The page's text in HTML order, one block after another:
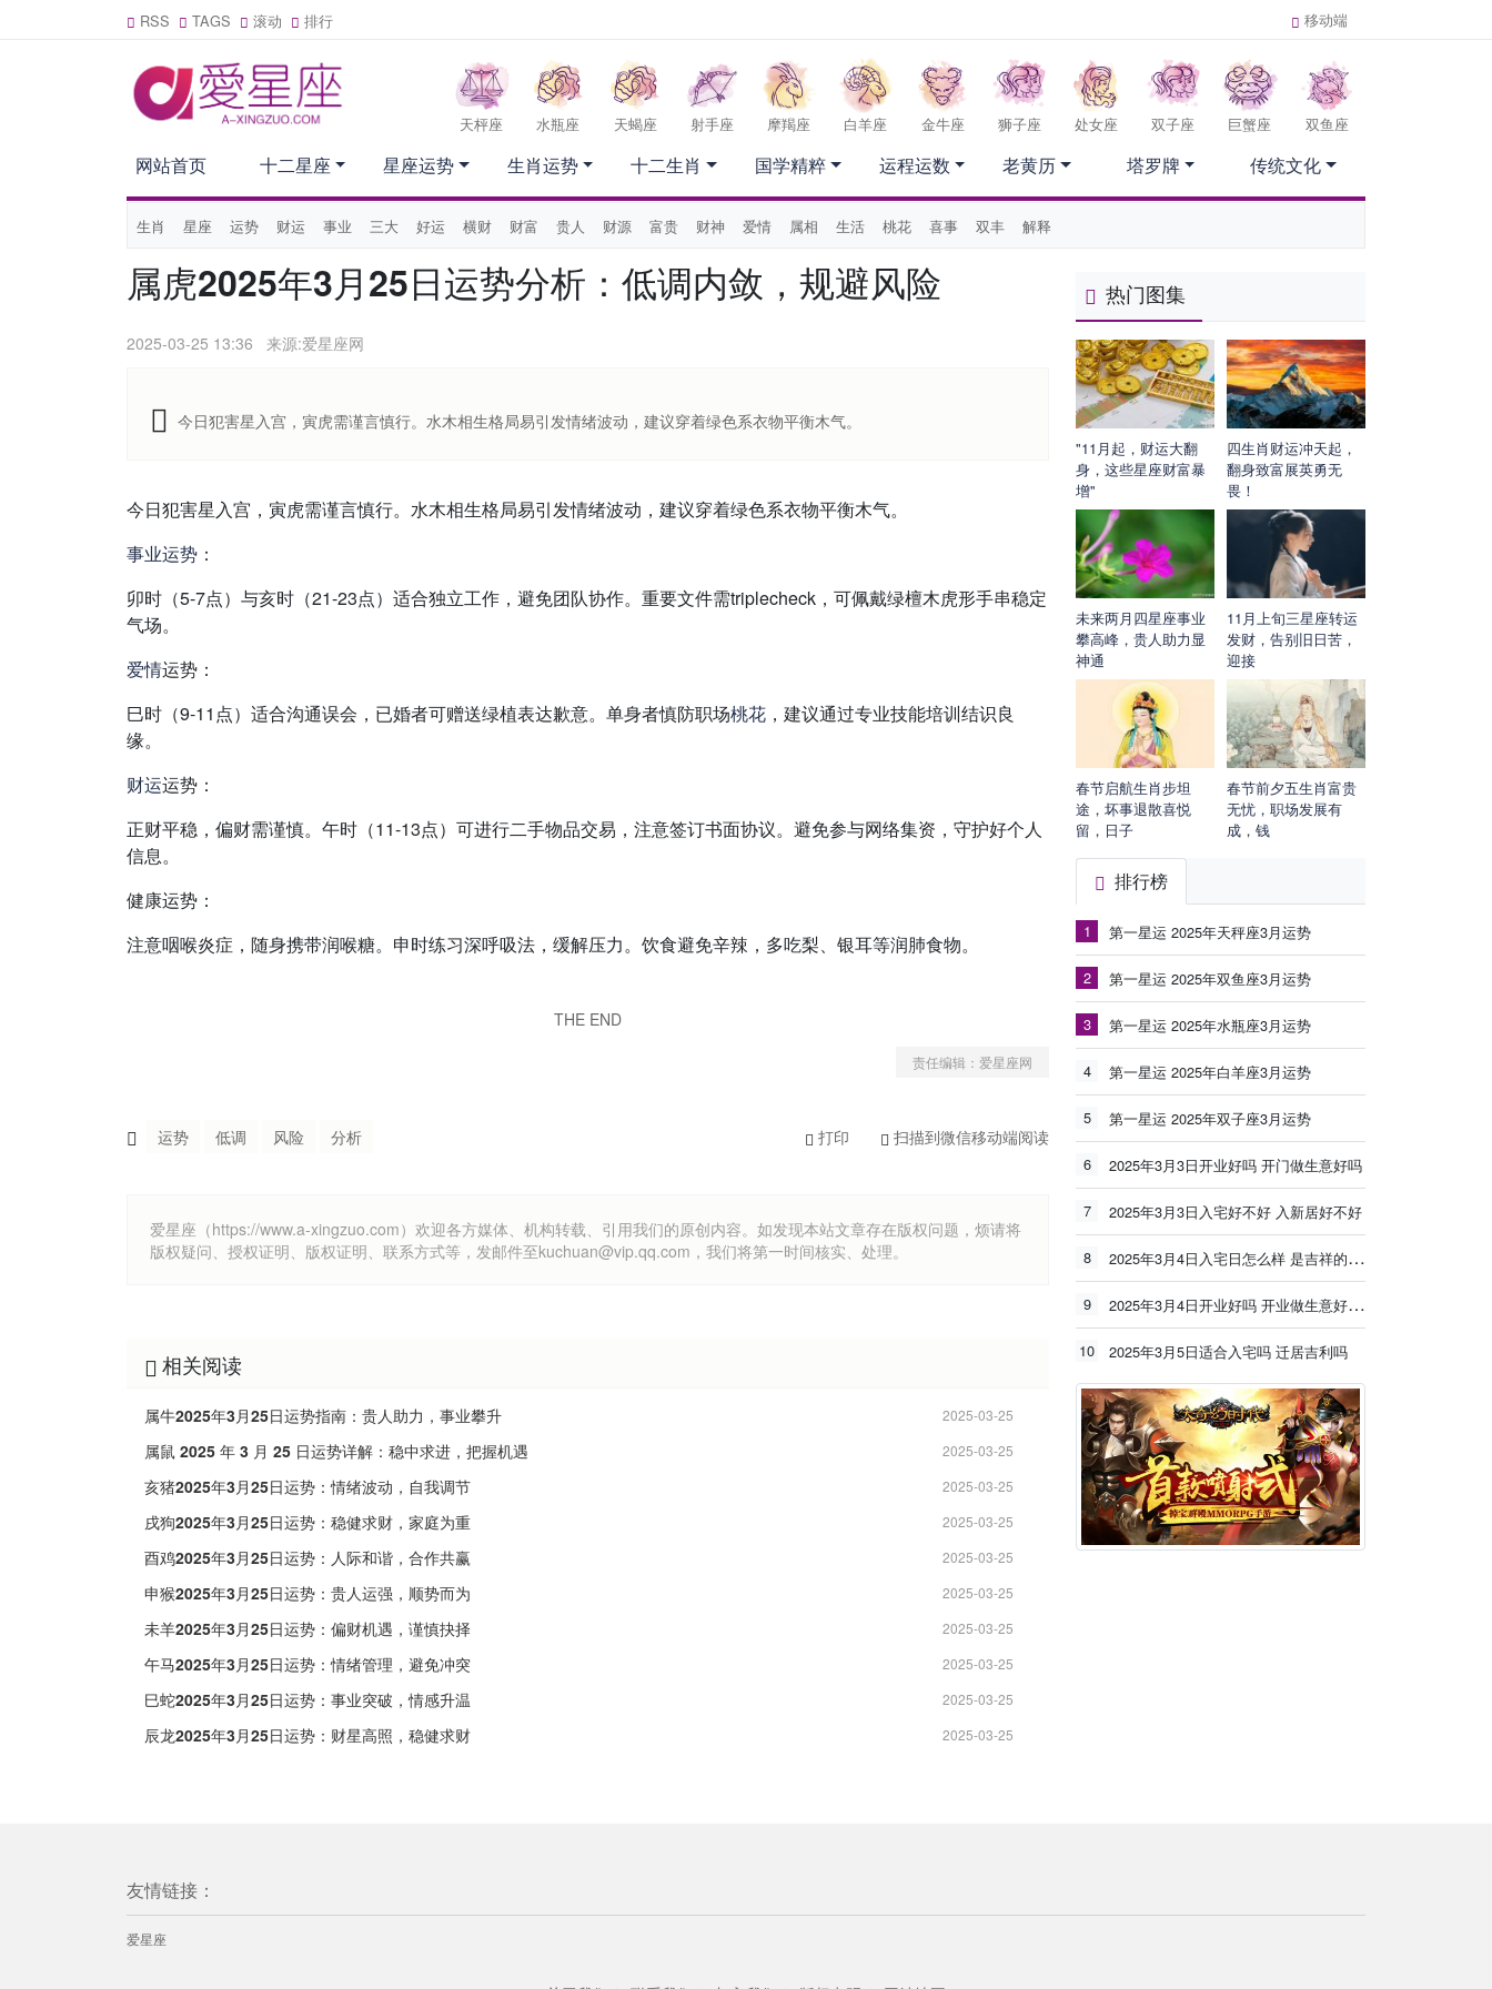
RSS TAGS 滚动 排行 移动端
天枰座 水瓶座 天蝎座 射手座 摩羯座 白羊座 金牛座 狮子座 处女座 双子座 巨蟹座 双鱼座
网站首页
生肖 星座 运势 财运 事业 三大 好运 横财 财富 贵人 财源 富贵 财神 爱情 属相 生活 桃花 喜事 双丰 解释
十二星座 星座运势 生肖运势 十二生肖 国学精粹 运程运数 老黄历 塔罗牌 传统文化
属虎2025年3月25日运势分析：低调内敛，规避风险
2025-03-25 13:36 来源:爱星座网
今日犯害星入宫，寅虎需谨言慎行。水木相生格局易引发情绪波动，建议穿着绿色系衣物平衡木气。
今日犯害星入宫，寅虎需谨言慎行。水木相生格局易引发情绪波动，建议穿着绿色系衣物平衡木气。
事业运势 ：
卯时（5-7点）与亥时（21-23点）适合独立工作，避免团队协作。重要文件需triplecheck，可佩戴绿檀木虎形手串稳定
气场。
爱情运势：
巳时（9-11点）适合沟通误会，已婚者可赠送绿植表达歉意。单身者慎防职场桃花 ，建议通过专业技能培训结识良
缘。
财运运势：
正财平稳，偏财需谨慎。午时（11-13点）可进行二手物品交易，注意签订书面协议。避免参与网络集资，守护好个人
信息。
健康运势：
注意咽喉炎症，随身携带润喉糖。申时练习深呼吸法，缓解压力。饮食避免辛辣，多吃梨、银耳等润肺食物。
THE END
责任编辑：爱星座网
运势 低调 风险 分析 打印 扫描到微信移动端阅读
爱星座（https://www.a-xingzuo.com）欢迎各方媒体、机构转载、引用我们的原创内容。如发现本站文章存在版权问题，烦请将
版权疑问、授权证明、版权证明、联系方式等，发邮件至kuchuan@vip.qq.com，我们将第一时间核实、处理。
相关阅读
属牛2025年3月25日运势指南：贵人助力，事业攀升 2025-03-25
属鼠 2025 年 3 月 25 日运势详解：稳中求进，把握机遇 2025-03-25
亥猪2025年3月25日运势：情绪波动，自我调节 2025-03-25
戌狗2025年3月25日运势：稳健求财，家庭为重 2025-03-25
酉鸡2025年3月25日运势：人际和谐，合作共赢 2025-03-25
申猴2025年3月25日运势：贵人运强，顺势而为 2025-03-25
未羊2025年3月25日运势：偏财机遇，谨慎抉择 2025-03-25
午马2025年3月25日运势：情绪管理，避免冲突 2025-03-25
巳蛇2025年3月25日运势：事业突破，情感升温 2025-03-25
辰龙2025年3月25日运势：财星高照，稳健求财 2025-03-25
热门图集
"11月起，财运大翻
身，这些星座财富暴
增"
四生肖财运冲天起，
翻身致富展英勇无
畏！
未来两月四星座事业
攀高峰，贵人助力显
神通
11月上旬三星座转运
发财，告别旧日苦，
迎接
春节启航生肖步坦
途，坏事退散喜悦
留，日子
春节前夕五生肖富贵
无忧，职场发展有
成，钱
排行榜
1 第一星运 2025年天秤座3月运势
2 第一星运 2025年双鱼座3月运势
3 第一星运 2025年水瓶座3月运势
4 第一星运 2025年白羊座3月运势
5 第一星运 2025年双子座3月运势
6 2025年3月3日开业好吗 开门做生意好吗
7 2025年3月3日入宅好不好 入新居好不好
8 2025年3月4日入宅日怎么样 是吉祥的日子吗
9 2025年3月4日开业好吗 开业做生意好不好
10 2025年3月5日适合入宅吗 迁居吉利吗
友情链接：
爱星座